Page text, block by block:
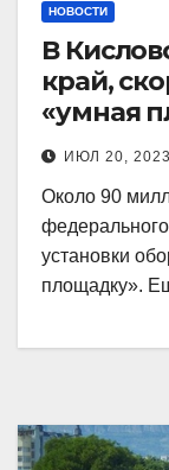
НОВОСТИ
В
край,
«умная
ИЮЛ 20, 2023
Около 90
установки
площадку».